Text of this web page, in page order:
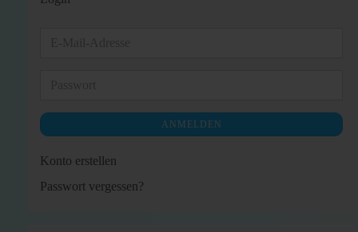
ANMELDEN
Konto erstellen
Passwort vergessen?